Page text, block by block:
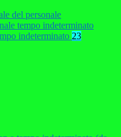
del personale
tempo indeterminato
indeterminato 23